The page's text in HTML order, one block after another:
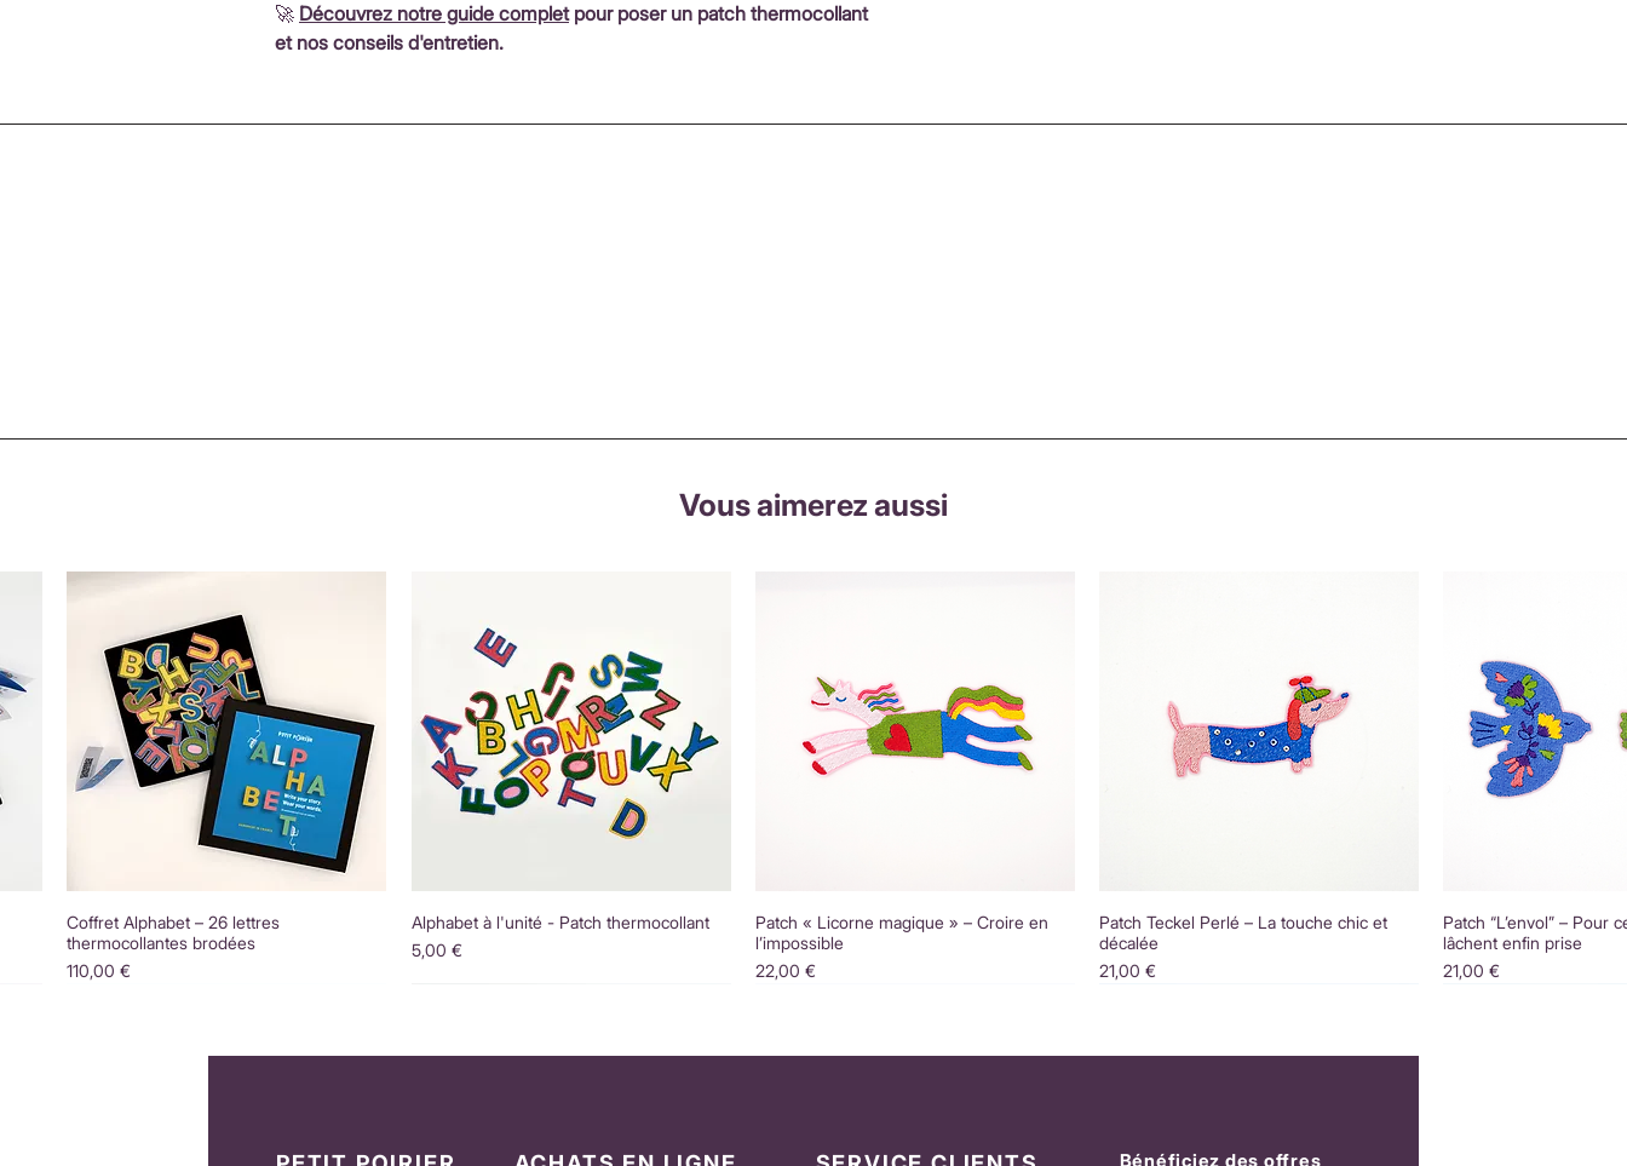
🚀 Découvrez notre guide completpour poser un patch thermocollant
et nos conseils d'entretien.
Vous aimerez aussi
Coffret Alphabet – 26 lettres
thermocollantes brodées
Prix
110,00 €
Alphabet à l'unité - Patch thermocollant
Prix
5,00 €
Patch « Licorne magique » – Croire en
l’impossible
Prix
22,00 €
Patch Teckel Perlé – La touche chic et
décalée
Prix
21,00 €
Patch “L’envol” – Pour
lâchent enfin prise
Prix
21,00 €
Bénéficiez des offres